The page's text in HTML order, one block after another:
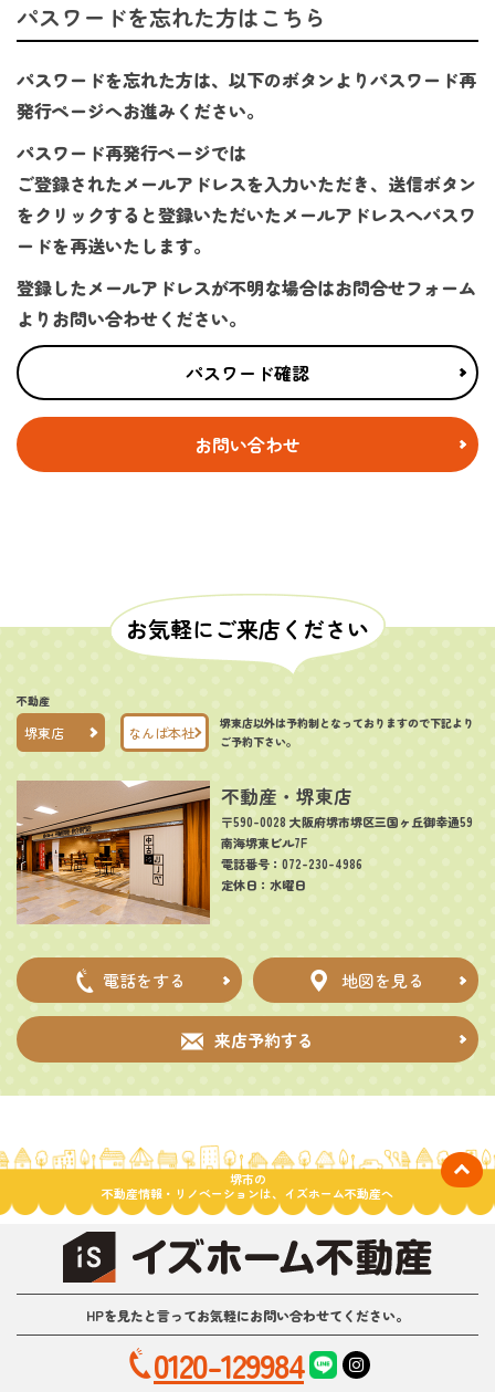
パスワードを忘れた方はこちら
パスワードを忘れた方は、以下のボタンよりパスワード再
発行ページへお進みください。
パスワード再発行ページでは
ご登録されたメールアドレスを入力いただき、送信ボタン
をクリックすると登録いただいたメールアドレスへパスワ
ードを再送いたします。
登録したメールアドレスが不明な場合はお問合せフォーム
よりお問い合わせください。
パスワード確認
お問い合わせ
お気軽にご来店ください
不動産
堺東店 なんば本社
堺東店以外は予約制となっておりますので下記より
ご予約下さい。
不動産・堺東店
〒590-0028 大阪府堺市堺区三国ヶ丘御幸通59
南海堺東ビル7F
電話番号：072-230-4986
定休日：水曜日
電話をする 地図を見る
来店予約する
堺市の
不動産情報・リノベーションは、イズホーム不動産へ
HPを見たと言ってお気軽にお問い合わせてください。
0120-129984